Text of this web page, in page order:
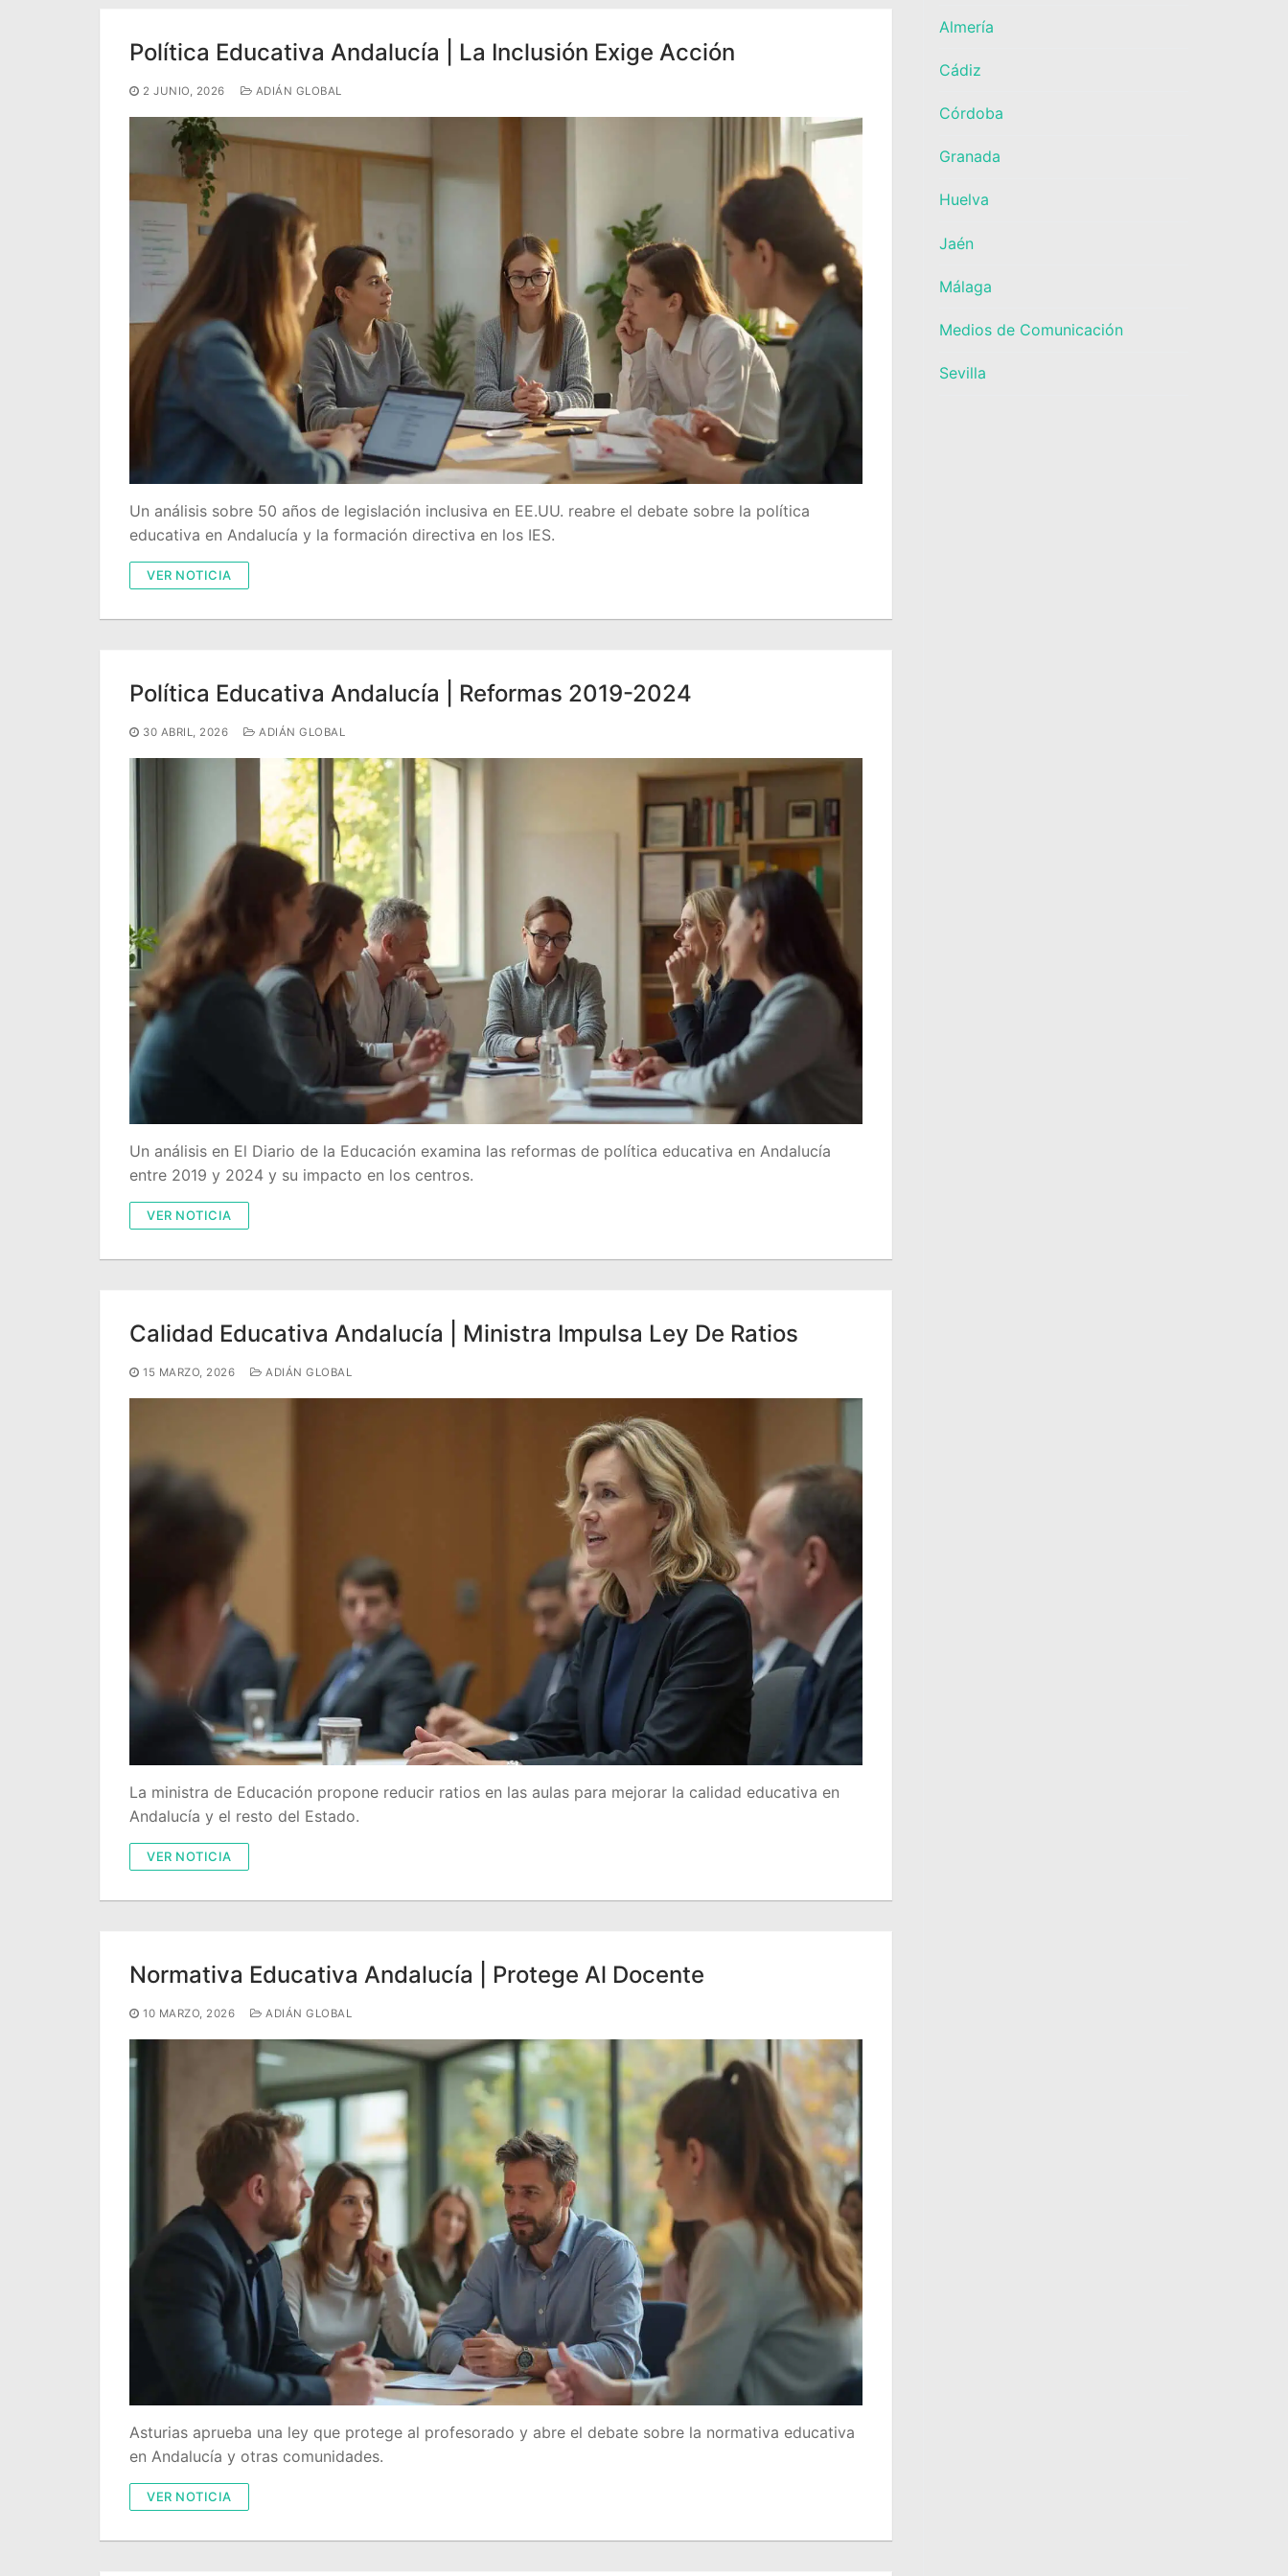
Política Educativa Andalucía | La Inclusión Exige Acción
2 JUNIO, 2026 ADIÁN GLOBAL
Un análisis sobre 50 años de legislación inclusiva en EE.UU. reabre el debate sobre la política
educativa en Andalucía y la formación directiva en los IES.
VER NOTICIA
Política Educativa Andalucía | Reformas 2019-2024
30 ABRIL, 2026 ADIÁN GLOBAL
Un análisis en El Diario de la Educación examina las reformas de política educativa en Andalucía
entre 2019 y 2024 y su impacto en los centros.
VER NOTICIA
Calidad Educativa Andalucía | Ministra Impulsa Ley De Ratios
15 MARZO, 2026 ADIÁN GLOBAL
La ministra de Educación propone reducir ratios en las aulas para mejorar la calidad educativa en
Andalucía y el resto del Estado.
VER NOTICIA
Normativa Educativa Andalucía | Protege Al Docente
10 MARZO, 2026 ADIÁN GLOBAL
Asturias aprueba una ley que protege al profesorado y abre el debate sobre la normativa educativa
en Andalucía y otras comunidades.
VER NOTICIA
Almería
Cádiz
Córdoba
Granada
Huelva
Jaén
Málaga
Medios de Comunicación
Sevilla